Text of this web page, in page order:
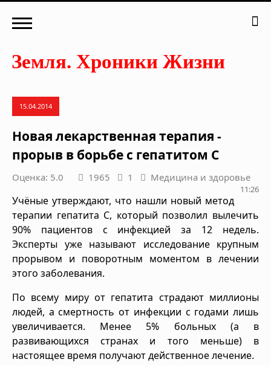
15.04.2014
Новая лекарственная терапия -
прорыв в борьбе с гепатитом C
Оценка: 5.0 1965 1 Медицина и здоровье
11:26
Учёные утверждают, что нашли новый метод
терапии гепатита С, который позволил вылечить
90% пациентов с инфекцией за 12 недель.
Эксперты уже называют исследование крупным
прорывом и поворотным моментом в лечении
этого заболевания.
По всему миру от гепатита страдают миллионы
людей, а смертность от инфекции с годами лишь
увеличивается. Менее 5% больных (а в
развивающихся странах и того меньше) в
настоящее время получают действенное лечение.